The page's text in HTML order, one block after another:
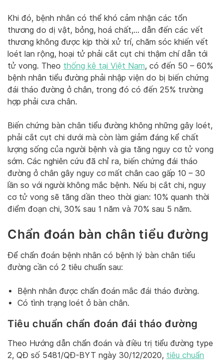
Khi đó, bệnh nhân có thể khó cảm nhận các tổn
thương do dị vật, bỏng, hoá chất,… dẫn đến các vết
thương không được kịp thời xử trí, chăm sóc khiến vết
loét lan rộng, hoại tử phải cắt cụt chi thậm chí dẫn tới
tử vong. Theo thống kê tại Việt Nam, có đến 50 – 60%
bệnh nhân tiểu đường phải nhập viện do bị biến chứng
đái tháo đường ở chân, trong đó có đến 25% trường
hợp phải cưa chân.
Biến chứng bàn chân tiểu đường không những gây loét,
phải cắt cụt chi dưới mà còn làm giảm đáng kể chất
lượng sống của người bệnh và gia tăng nguy cơ tử vong
sớm. Các nghiên cứu đã chỉ ra, biến chứng đái tháo
đường ở chân gây nguy cơ mất chân cao gấp 10 – 30
lần so với người không mắc bệnh. Nếu bị cắt chi, nguy
cơ tử vong sẽ tăng dần theo thời gian: 10% quanh thời
điểm đoạn chi, 30% sau 1 năm và 70% sau 5 năm.
Chẩn đoán bàn chân tiểu đường
Để chẩn đoán bệnh nhân có bệnh lý bàn chân tiểu
đường cần có 2 tiêu chuẩn sau:
Bệnh nhân được chẩn đoán mắc đái tháo đường.
Có tình trạng loét ở bàn chân.
Tiêu chuẩn chẩn đoán đái tháo đường
Theo Hướng dẫn chẩn đoán và điều trị tiểu đường type
2, QĐ số 5481/QĐ-BYT ngày 30/12/2020, tiêu chuẩn